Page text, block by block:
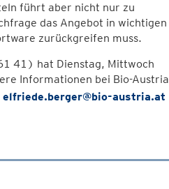
führt aber nicht nur zu
das Angebot in wichtigen
zurückgreifen muss.
41) hat Dienstag, Mittwoch
Informationen bei Bio-Austria
elfriede.berger@bio-austria.at